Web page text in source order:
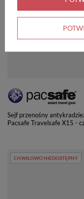
CHWILOWO NIEDOSTĘPNY
Sejf przenośny
Pacsafe Travelsafe X15 -
CHWILOWO NIEDOSTĘPNY